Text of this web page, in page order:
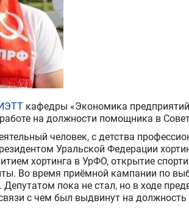
кафедры «Экономика
на должности помощника в
человек, с детства
Уральской Федерации
хортинга в УрФО, открытие
Во время приёмной кампании по
Депутатом пока не стал, но в ходе
с чем был выдвинут на